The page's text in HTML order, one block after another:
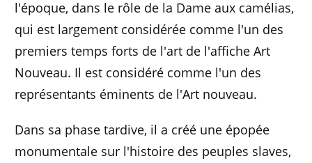
l'époque, dans le rôle de la Dame aux camélias,
qui est largement considérée comme l'un des
premiers temps forts de l'art de l'affiche Art
Nouveau. Il est considéré comme l'un des
représentants éminents de l'Art nouveau.
Dans sa phase tardive, il a créé une épopée
monumentale sur l'histoire des peuples slaves,